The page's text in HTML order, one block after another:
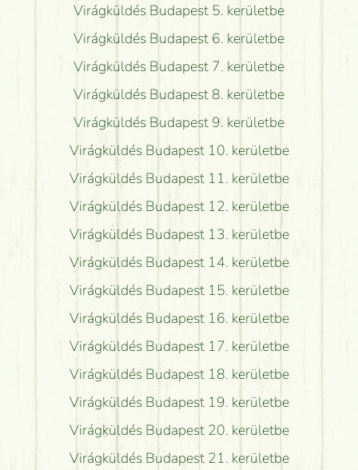
Virágküldés Budapest 5. kerületbe
Virágküldés Budapest 6. kerületbe
Virágküldés Budapest 7. kerületbe
Virágküldés Budapest 8. kerületbe
Virágküldés Budapest 9. kerületbe
Virágküldés Budapest 10. kerületbe
Virágküldés Budapest 11. kerületbe
Virágküldés Budapest 12. kerületbe
Virágküldés Budapest 13. kerületbe
Virágküldés Budapest 14. kerületbe
Virágküldés Budapest 15. kerületbe
Virágküldés Budapest 16. kerületbe
Virágküldés Budapest 17. kerületbe
Virágküldés Budapest 18. kerületbe
Virágküldés Budapest 19. kerületbe
Virágküldés Budapest 20. kerületbe
Virágküldés Budapest 21. kerületbe